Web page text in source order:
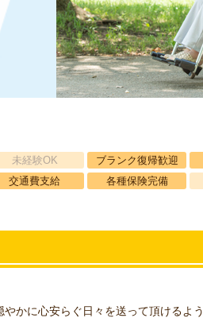
未経験OK ブランク復帰歓迎
交通費支給 各種保険完備
かに心安らぐ日々を送って頂けるよ